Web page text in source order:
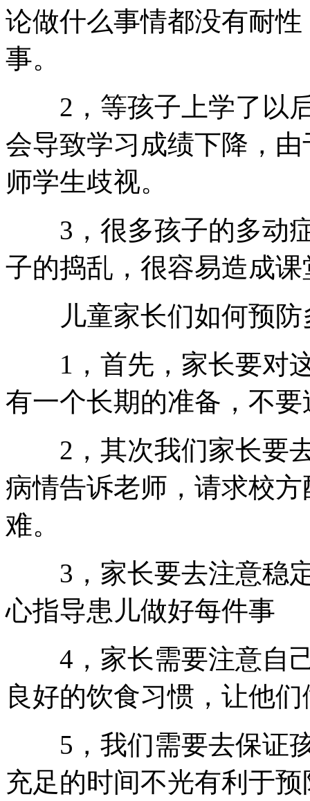
论做什么事情都没有耐
事。
2，等孩子上学了以后
会导致学习成绩下降，
师学生歧视。
3，很多孩子的多动症
子的捣乱，很容易造成
儿童家长们如何预防
1，首先，家长要对这
有一个长期的准备，不
2，其次我们家长要去
病情告诉老师，请求校
难。
3，家长要去注意稳定
心指导患儿做好每件事
4，家长需要注意自己
良好的饮食习惯，让他
5，我们需要去保证孩
充足的时间不光有利于